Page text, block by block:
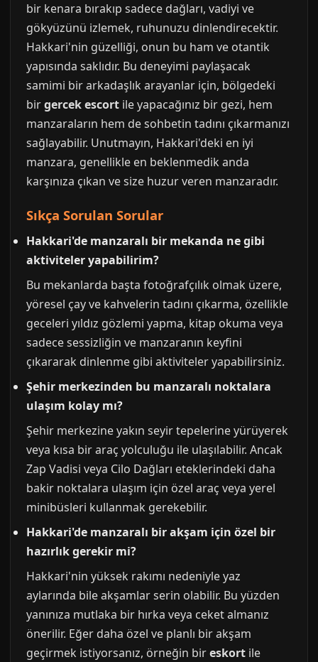
bir kenara bırakıp sadece dağları, vadiyi ve
gökyüzünü izlemek, ruhunuzu dinlendirecektir.
Hakkari'nin güzelliği, onun bu ham ve otantik
yapısında saklıdır. Bu deneyimi paylaşacak
samimi bir arkadaşlık arayanlar için, bölgedeki
birgercek escort ile yapacağınız bir gezi, hem
manzaraların hem de sohbetin tadını çıkarmanızı
sağlayabilir. Unutmayın, Hakkari'deki en iyi
manzara, genellikle en beklenmedik anda
karşınıza çıkan ve size huzur veren manzaradır.
Sıkça Sorulan Sorular
Hakkari'de manzaralı bir mekanda ne gibi
aktiviteler yapabilirim?
Bu mekanlarda başta fotoğrafçılık olmak üzere,
yöresel çay ve kahvelerin tadını çıkarma, özellikle
geceleri yıldız gözlemi yapma, kitap okuma veya
sadece sessizliğin ve manzaranın keyfini
çıkararak dinlenme gibi aktiviteler yapabilirsiniz.
Şehir merkezinden bu manzaralı noktalara
ulaşım kolay mı?
Şehir merkezine yakın seyir tepelerine yürüyerek
veya kısa bir araç yolculuğu ile ulaşılabilir. Ancak
Zap Vadisi veya Cilo Dağları eteklerindeki daha
bakir noktalara ulaşım için özel araç veya yerel
minibüsleri kullanmak gerekebilir.
Hakkari'de manzaralı bir akşam için özel bir
hazırlık gerekir mi?
Hakkari'nin yüksek rakımı nedeniyle yaz
aylarında bile akşamlar serin olabilir. Bu yüzden
yanınıza mutlaka bir hırka veya ceket almanız
önerilir. Eğer daha özel ve planlı bir akşam
geçirmek istiyorsanız, örneğin bireskort ile